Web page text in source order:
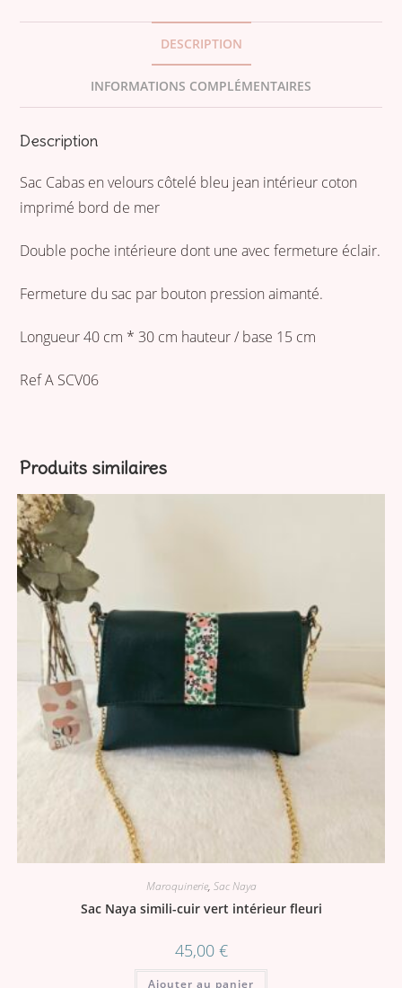
jean
bord
DESCRIPTION
INFORMATIONS COMPLÉMENTAIRES
Description
Sac Cabas en velours côtelé bleu jean intérieur coton
imprimé bord de mer
Double poche intérieure dont une avec fermeture éclair.
Fermeture du sac par bouton pression aimanté.
Longueur 40 cm * 30 cm hauteur / base 15 cm
Ref A SCV06
Produits similaires
Maroquinerie, Sac Naya
Sac Naya simili-cuir vert intérieur fleuri
45,00 €
Ajouter au panier